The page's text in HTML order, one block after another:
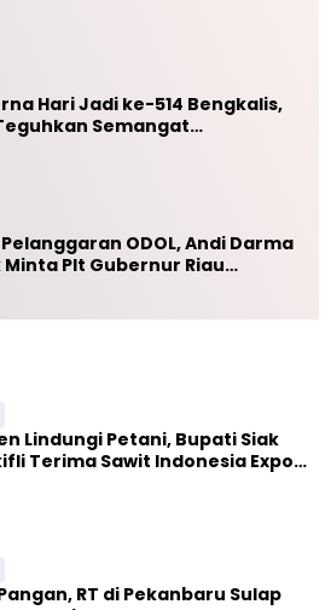
Hari Jadi ke-514 Bengkalis,
Semangat
ODOL, Andi Darma
Plt Gubernur Riau
Lindungi Petani, Bupati Siak
Terima Sawit Indonesia Expo
RT di Pekanbaru Sulap